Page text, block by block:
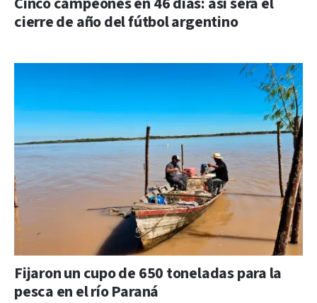
cierre de año del fútbol argentino
Fijaron un cupo de 650 toneladas para la
pesca en el río Paraná